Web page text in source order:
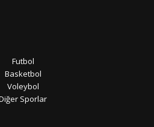
Futbol
Basketbol
Voleybol
Sporlar